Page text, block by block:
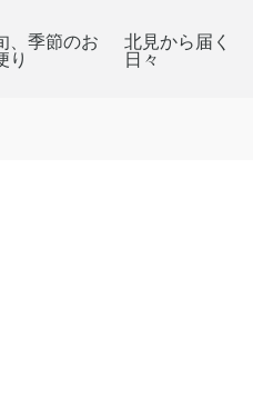
、季節のお
り
北見から届く
日々